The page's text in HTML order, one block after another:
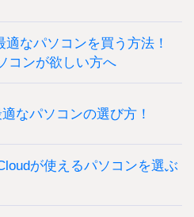
適なパソコンを買う方法！
コンが欲しい方へ
なパソコンの選び方！
が使えるパソコンを選ぶ